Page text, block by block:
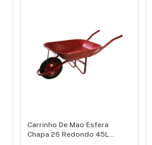
Carrinho De Mao Esfera
Chapa 26 Redondo 45L